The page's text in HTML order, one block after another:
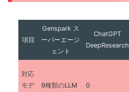
項目
Genspark ス
ーパーエージ
ェント
ChatGPT
DeepResearch
対応
モデ
9種類のLLM 0